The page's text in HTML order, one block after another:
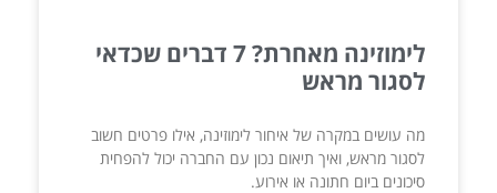
לימוזינה מאחרת? 7 דברים שכדאי
לסגור מראש
מה עושים במקרה של איחור לימוזינה, אילו פרטים חשוב
לסגור מראש, ואיך תיאום נכון עם החברה יכול להפחית
סיכונים ביום חתונה או אירוע.